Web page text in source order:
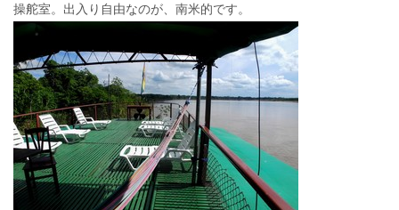
操舵室。出入り自由なのが、南米的です。